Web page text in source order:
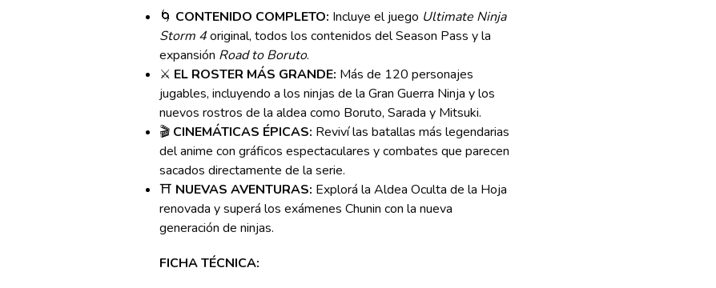
🌀 CONTENIDO COMPLETO: Incluye el juego Ultimate Ninja
Storm 4original, todos los contenidos del Season Pass y la
expansión Road to Boruto.
⚔️ EL ROSTER MÁS GRANDE: Más de 120 personajes
jugables, incluyendo a los ninjas de la Gran Guerra Ninja y los
nuevos rostros de la aldea como Boruto, Sarada y Mitsuki.
🎬 CINEMÁTICAS ÉPICAS: Reviví las batallas más legendarias
del anime con gráficos espectaculares y combates que parecen
sacados directamente de la serie.
⛩️ NUEVAS AVENTURAS: Explorá la Aldea Oculta de la Hoja
renovada y superá los exámenes Chunin con la nueva
generación de ninjas.
FICHA TÉCNICA: